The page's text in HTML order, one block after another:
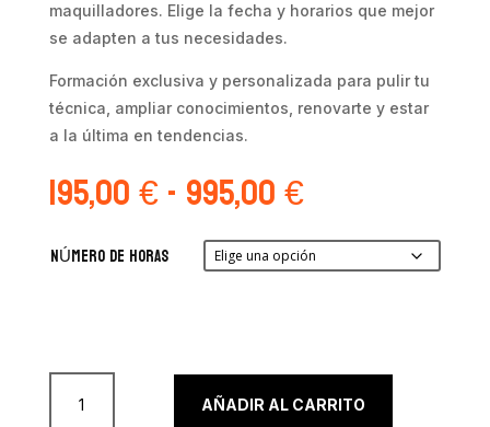
maquilladores. Elige la fecha y horarios que mejor
se adapten a tus necesidades.
Formación exclusiva y personalizada para pulir tu
técnica, ampliar conocimientos, renovarte y estar
a la última en tendencias.
195,00€-995,00€Rango
deprecios:
desde
195,00 €
NÚMERO DE HORAS
Clases PRO "One to One" cantidad
AÑADIR AL CARRITO